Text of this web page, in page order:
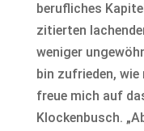
berufliches
zitierten
weniger
bin zufrieden,
freue mich auf
Klockenbusch.